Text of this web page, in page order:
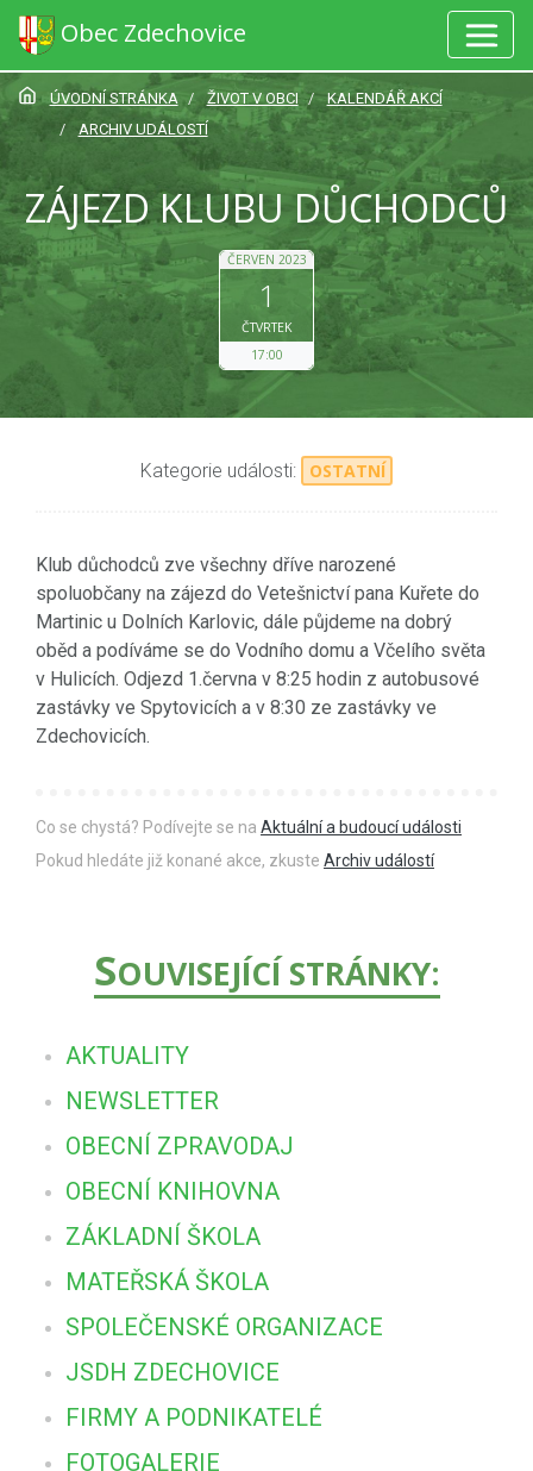
Obec Zdechovice
ÚVODNÍ STRÁNKA ŽIVOT V OBCI
KALENDÁŘ AKCÍ
ARCHIV UDÁLOSTÍ
ZÁJEZD KLUBU DŮCHODCŮ
ČERVEN 2023
1
ČTVRTEK
17:00
Kategorie události: OSTATNÍ
Klub důchodců zve všechny dříve narozené
spoluobčany na zájezd do Vetešnictví pana Kuřete do
Martinic u Dolních Karlovic, dále půjdeme na dobrý
oběd a podíváme se do Vodního domu a Včelího světa
v Hulicích. Odjezd 1.června v 8:25 hodin z autobusové
zastávky ve Spytovicích a v 8:30 ze zastávky ve
Zdechovicích.
Co se chystá? Podívejte se na Aktuální a budoucí události
Pokud hledáte již konané akce, zkuste Archiv událostí
SOUVISEJÍCÍ STRÁNKY:
AKTUALITY
NEWSLETTER
OBECNÍ ZPRAVODAJ
OBECNÍ KNIHOVNA
ZÁKLADNÍ ŠKOLA
MATEŘSKÁ ŠKOLA
SPOLEČENSKÉ ORGANIZACE
JSDH ZDECHOVICE
FIRMY A PODNIKATELÉ
FOTOGALERIE